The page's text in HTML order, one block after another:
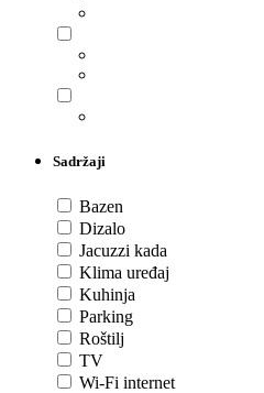
Sadržaji
Bazen
Dizalo
Jacuzzi kada
Klima uređaj
Kuhinja
Parking
Roštilj
TV
Wi-Fi internet